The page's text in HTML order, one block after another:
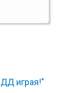
играя!"